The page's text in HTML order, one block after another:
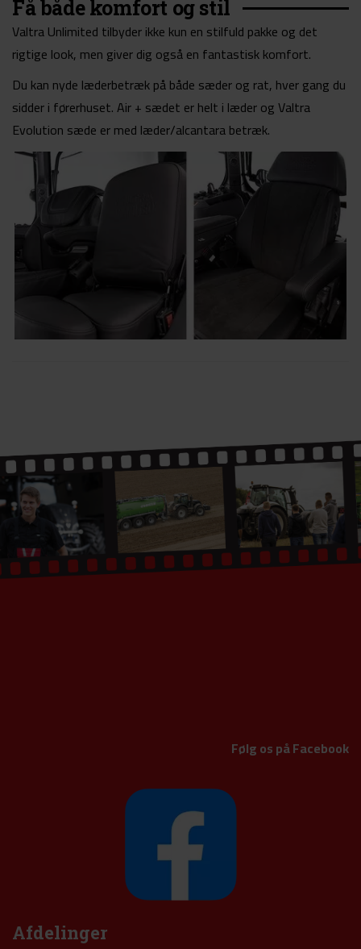
Få både komfort og stil
Valtra Unlimited tilbyder ikke kun en stilfuld pakke og det
rigtige look, men giver dig også en fantastisk komfort.
Du kan nyde læderbetræk på både sæder og rat, hver gang du
sidder i førerhuset. Air + sædet er helt i læder og Valtra
Evolution sæde er med læder/alcantara betræk.
Følg os på Facebook
Afdelinger